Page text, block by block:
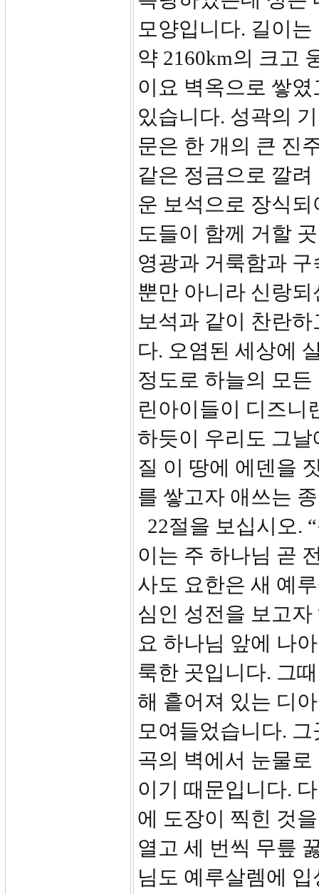
모양입니다. 길이
약 2160km의 크고
이요 벽옥으로 쌓
있습니다. 성곽의
문은 한 개의 큰 진
같은 정금으로 깔
운 보석으로 장식
도들이 함께 거할
영광과 거룩함과
뿐만 아니라 신랑
보석과 같이 찬란
다. 오염된 세상에
정도로 하늘의 모
린아이들이 디즈니
하듯이 우리도 그
질 이 땅에 에덴을
를 쌓고자 애쓰는
22절을 보십시오.
이는 주 하나님 곧
사도 요한은 새 예
심인 성전을 보고
요 하나님 앞에 나
룩한 곳입니다. 그
해 흩어져 있는 디
모여들었습니다.
곡의 벽에서 눈물
이기 때문입니다.
에 도장이 찍힌 것
열고 세 번씩 무릎
님도 예루살렘에